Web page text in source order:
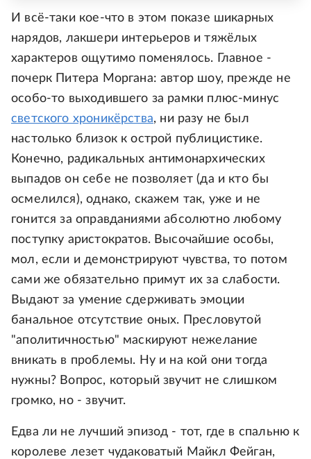
И всё-таки кое-что в этом показе шикарных
нарядов, лакшери интерьеров и тяжёлых
характеров ощутимо поменялось. Главное -
почерк Питера Моргана: автор шоу, прежде не
особо-то выходившего за рамки плюс-минус
светского хроникёрства, ни разу не был
настолько близок к острой публицистике.
Конечно, радикальных антимонархических
выпадов он себе не позволяет (да и кто бы
осмелился), однако, скажем так, уже и не
гонится за оправданиями абсолютно любому
поступку аристократов. Высочайшие особы,
мол, если и демонстрируют чувства, то потом
сами же обязательно примут их за слабости.
Выдают за умение сдерживать эмоции
банальное отсутствие оных. Пресловутой
"аполитичностью" маскируют нежелание
вникать в проблемы. Ну и на кой они тогда
нужны? Вопрос, который звучит не слишком
громко, но - звучит.
Едва ли не лучший эпизод - тот, где в спальню к
королеве лезет чудаковатый Майкл Фейган,